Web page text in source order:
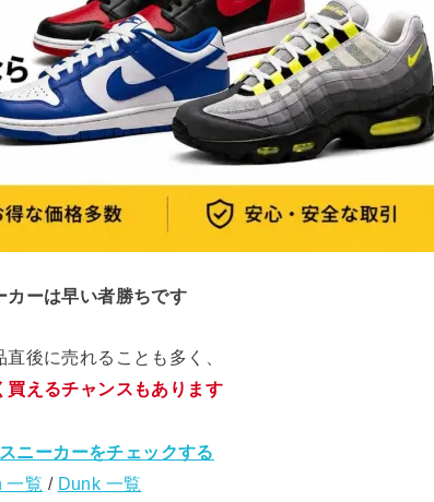
カーは早い者勝ちです
後に売れることも多く、
買えるチャンスもあります
ニーカーをチェックする
一覧 / Dunk 一覧